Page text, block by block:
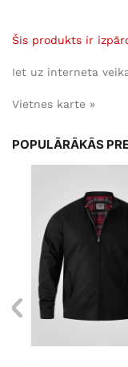
Šis produkts ir
Iet uz interneta
Vietnes karte »
POPULĀRĀKĀS